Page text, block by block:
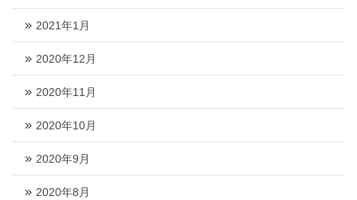
2021年1月
2020年12月
2020年11月
2020年10月
2020年9月
2020年8月